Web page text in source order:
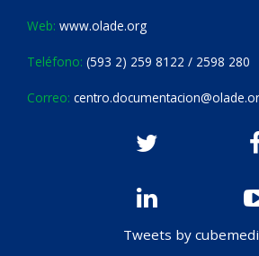
Web: www.olade.org
Teléfono: (593 2) 259 8122 / 2598 280
Correo:
Tweets by